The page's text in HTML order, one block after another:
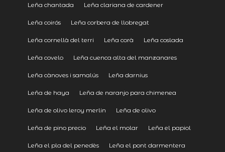
Leña chantada Leña clariana de cardener
Leña coirós Leña corbera de llobregat
Leña cornellà del terri Leña corà Leña coslada
Leña covelo Leña cuenca alta del manzanares
Leña cànoves i samalús Leña darnius
Leña de haya Leña de naranjo para chimenea
Leña de olivo leroy merlin Leña de olivo
Leña de pino precio Leña el molar Leña el papiol
Leña el pla del penedès Leña el pont darmentera